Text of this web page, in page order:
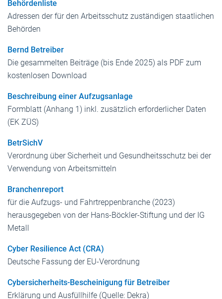
Behördenliste
Adressen der für den Arbeitsschutz zuständigen staatlichen
Behörden
Bernd Betreiber
Die gesammelten Beiträge (bis Ende 2025) als PDF zum
kostenlosen Download
Beschreibung einer Aufzugsanlage
Formblatt (Anhang 1) inkl. zusätzlich erforderlicher Daten
(EK ZÜS)
BetrSichV
Verordnung über Sicherheit und Gesundheitsschutz bei der
Verwendung von Arbeitsmitteln
Branchenreport
für die Aufzugs- und Fahrtreppenbranche (2023)
herausgegeben von der Hans-Böckler-Stiftung und der IG
Metall
Cyber Resilience Act (CRA)
Deutsche Fassung der EU-Verordnung
Cybersicherheits-Bescheinigung für Betreiber
Erklärung und Ausfüllhilfe (Quelle: Dekra)